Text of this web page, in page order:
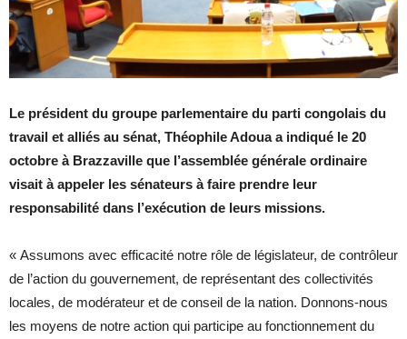
Le président du groupe parlementaire du parti congolais du
travail et alliés au sénat, Théophile Adoua a indiqué le 20
octobre à Brazzaville que l’assemblée générale ordinaire
visait à appeler les sénateurs à faire prendre leur
responsabilité dans l’exécution de leurs missions.
« Assumons avec efficacité notre rôle de législateur, de contrôleur
de l’action du gouvernement, de représentant des collectivités
locales, de modérateur et de conseil de la nation. Donnons-nous
les moyens de notre action qui participe au fonctionnement du